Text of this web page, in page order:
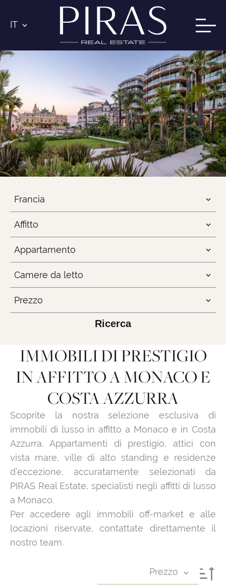
IT
Francia
Affitto
Appartamento
Camere da letto
Prezzo
Ricerca
IMMOBILI DI PRESTIGIO
IN AFFITTO A MONACO E
COSTA AZZURRA
Scoprite la nostra selezione esclusiva di
immobili di lusso in affitto a Monaco e in Costa
Azzurra. Appartamenti di prestigio, attici con
vista mare, ville di alto standing e residenze
d’eccezione, accuratamente selezionati da
PIRAS Real Estate, specialisti negli affitti di lusso
a Monaco.
Per accedere agli immobili off-market e alle
locazioni riservate, contattate direttamente il
nostro team.
Prezzo